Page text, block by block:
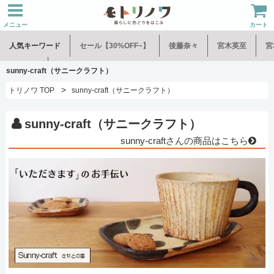
メニュー カート
人気キーワード セール【30%OFF~】 後藤奈々 宮木英至 宮
水谷和音 児玉修治
sunny-craft（サニークラフト）
トリノワ TOP > sunny-craft（サニークラフト）
sunny-craft（サニークラフト）
sunny-craftさんの商品はこちら